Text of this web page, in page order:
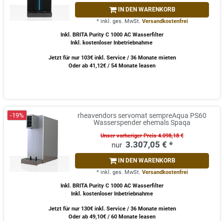
IN DEN WARENKORB
* inkl. ges. MwSt. Versandkostenfrei
Inkl. BRITA Purity C 1000 AC Wasserfilter
Inkl. kostenloser Inbetriebnahme
Jetzt für nur 103€ inkl. Service / 36 Monate mieten
Oder ab 41,12€ / 54 Monate leasen
-19%
rheavendors servomat sempreAqua PS60
Wasserspender ehemals Spaqa
Unser vorheriger Preis 4.098,18 €
3.307,05 € *
IN DEN WARENKORB
* inkl. ges. MwSt. Versandkostenfrei
Inkl. BRITA Purity C 1000 AC Wasserfilter
Inkl. kostenloser Inbetriebnahme
Jetzt für nur 130€ inkl. Service / 36 Monate mieten
Oder ab 49,10€ / 60 Monate leasen